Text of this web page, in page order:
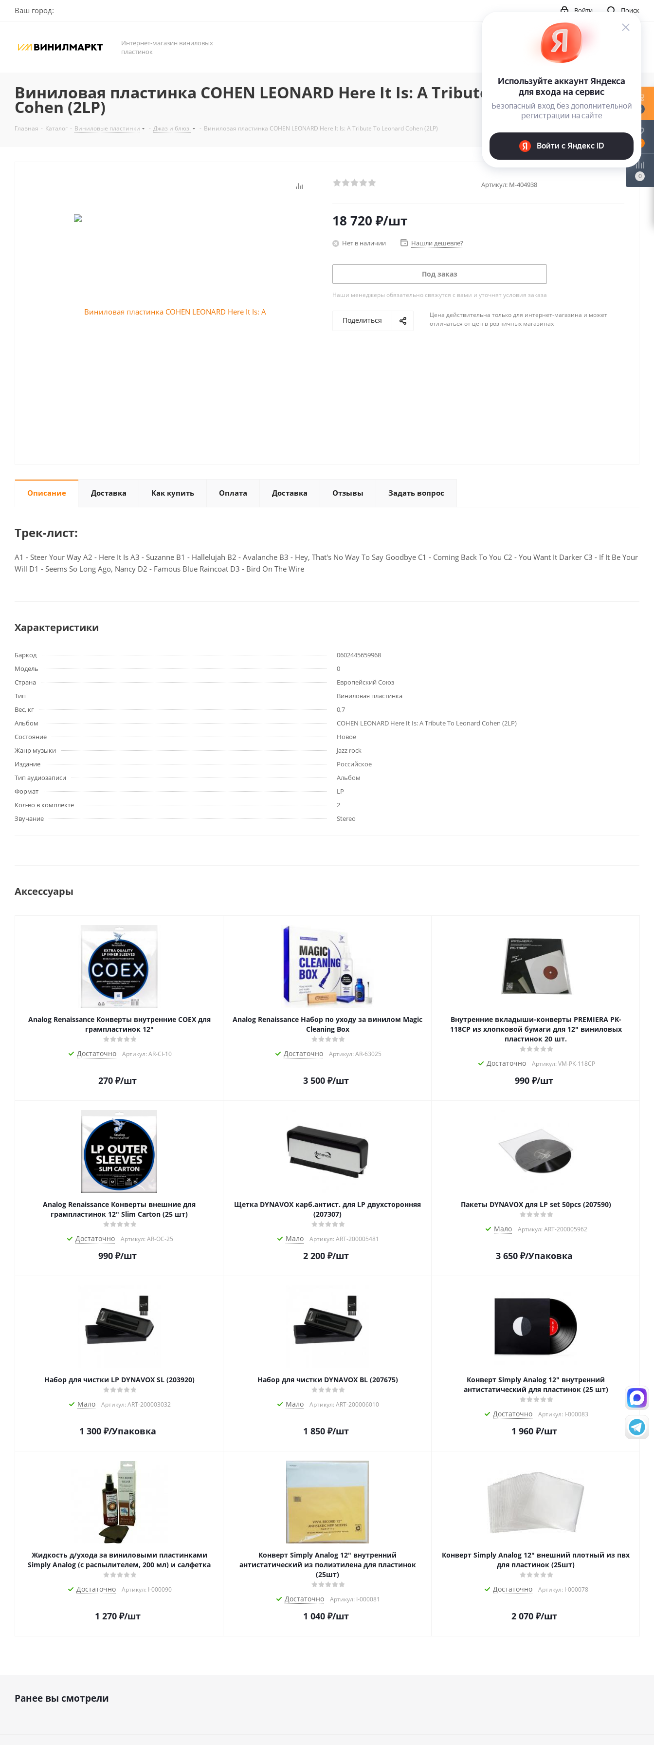
Ваш город: Поиск
Войти
Интернет-магазин виниловых
пластинок
Виниловая пластинка COHEN LEONARD Here It Is: A Tribute To Leonard
Cohen (2LP)
Главная - Каталог - Виниловые пластинки - Джаз и блюз. - Виниловая пластинка COHEN LEONARD Here It Is: A Tribute To Leonard Cohen (2LP)
Артикул: M-404938
18 720 ₽/шт
Нет в наличии Нашли дешевле?
Под заказ
Наши менеджеры обязательно свяжутся с вами и уточнят условия заказа
Поделиться
Цена действительна только для интернет-магазина и может
отличаться от цен в розничных магазинах
Описание Доставка Как купить Оплата Доставка Отзывы Задать вопрос
Трек-лист:
A1 - Steer Your Way A2 - Here It Is A3 - Suzanne B1 - Hallelujah B2 - Avalanche B3 - Hey, That's No Way To Say Goodbye C1 - Coming Back To You C2 - You Want It Darker C3 - If It Be Your
Will D1 - Seems So Long Ago, Nancy D2 - Famous Blue Raincoat D3 - Bird On The Wire
Характеристики
Баркод
0602445659968
Модель
0
Страна
Европейский Союз
Тип
Виниловая пластинка
Вес, кг
0,7
Альбом
COHEN LEONARD Here It Is: A Tribute To Leonard Cohen (2LP)
Состояние
Новое
Жанр музыки
Jazz rock
Издание
Российское
Тип аудиозаписи
Альбом
Формат
LP
Кол-во в комплекте
2
Звучание
Stereo
Аксессуары
Analog Renaissance Конверты внутренние COEX для
грампластинок 12"
Достаточно Артикул: AR-CI-10
270 ₽/шт
Analog Renaissance Набор по уходу за винилом Magic
Cleaning Box
Достаточно Артикул: AR-63025
3 500₽/шт
Внутренние вкладыши-конверты PREMIERA PK-
118CP из хлопковой бумаги для 12" виниловых
пластинок 20 шт.
Достаточно Артикул: VM-PK-118CP
990 ₽/шт
Analog Renaissance Конверты внешние для
грампластинок 12" Slim Carton (25 шт)
Достаточно Артикул: AR-OC-25
990 ₽/шт
Щетка DYNAVOX карб.антист. для LP двухсторонняя
(207307)
Мало Артикул: ART-200005481
2 200₽/шт
Пакеты DYNAVOX для LP set 50pcs (207590)
Мало Артикул: ART-200005962
3 650₽/Упаковка
Набор для чистки LP DYNAVOX SL (203920)
Мало Артикул: ART-200003032
1 300₽/Упаковка
Набор для чистки DYNAVOX BL (207675)
Мало Артикул: ART-200006010
1 850₽/шт
Конверт Simply Analog 12" внутренний
антистатический для пластинок (25 шт)
Достаточно Артикул: I-000083
1 960₽/шт
Жидкость д/ухода за виниловыми пластинками
Simply Analog (с распылителем, 200 мл) и салфетка
Достаточно Артикул: I-000090
1 270₽/шт
Конверт Simply Analog 12" внутренний
антистатический из полиэтилена для пластинок
(25шт)
Достаточно Артикул: I-000081
1 040₽/шт
Конверт Simply Analog 12" внешний плотный из пвх
для пластинок (25шт)
Достаточно Артикул: I-000078
2 070₽/шт
Ранее вы смотрели
0
0
0